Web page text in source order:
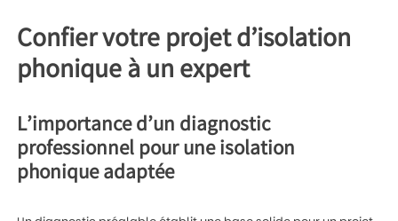
Confier votre projet d’isolation
phonique à un expert
L’importance d’un diagnostic
professionnel pour une isolation
phonique adaptée